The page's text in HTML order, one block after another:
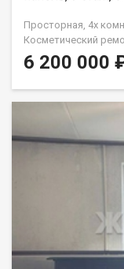
Просторная, 4х
Косметический
доме ТСЖ
садиком 76
варианта -
6 200 000